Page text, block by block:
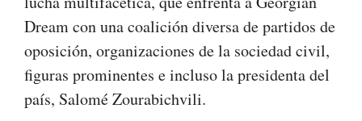
Dream con una coalición diversa de partidos de
oposición, organizaciones de la sociedad civil,
figuras prominentes e incluso la presidenta del
país, Salomé Zourabichvili.